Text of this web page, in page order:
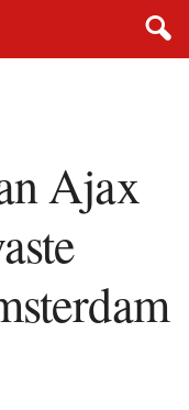
opgenomen in vaste collectie van
Ajax